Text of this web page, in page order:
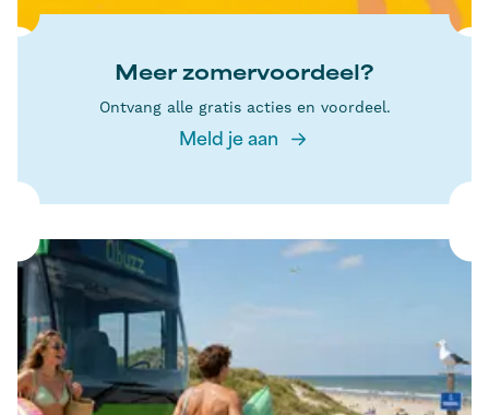
Meer zomervoordeel?
Ontvang alle gratis acties en voordeel.
Meld je aan